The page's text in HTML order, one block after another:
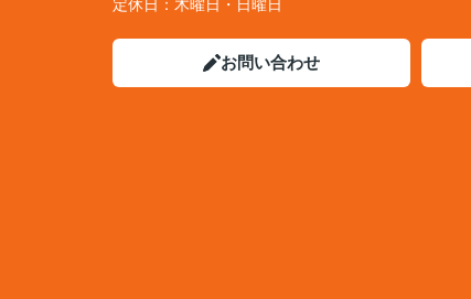
定休日： 木曜日・日曜日
お問い合わせ